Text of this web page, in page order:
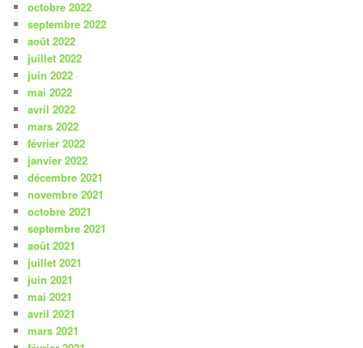
octobre 2022
septembre 2022
août 2022
juillet 2022
juin 2022
mai 2022
avril 2022
mars 2022
février 2022
janvier 2022
décembre 2021
novembre 2021
octobre 2021
septembre 2021
août 2021
juillet 2021
juin 2021
mai 2021
avril 2021
mars 2021